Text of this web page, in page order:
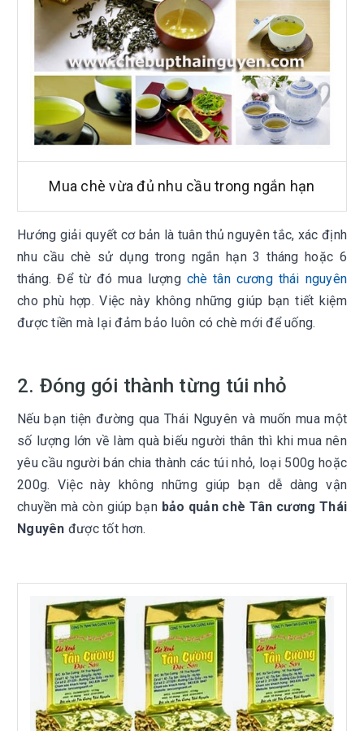
Mua chè vừa đủ nhu cầu trong ngắn hạn
Hướng giải quyết cơ bản là tuân thủ nguyên tắc, xác định
nhu cầu chè sử dụng trong ngắn hạn 3 tháng hoặc 6
tháng. Để từ đó mua lượng chè tân cương thái nguyên
cho phù hợp. Việc này không những giúp bạn tiết kiệm
được tiền mà lại đảm bảo luôn có chè mới để uống.
2. Đóng gói thành từng túi nhỏ
Nếu bạn tiện đường qua Thái Nguyên và muốn mua một
số lượng lớn về làm quà biếu người thân thì khi mua nên
yêu cầu người bán chia thành các túi nhỏ, loại 500g hoặc
200g. Việc này không những giúp bạn dễ dàng vận
chuyền mà còn giúp bạn bảo quản chè Tân cương Thái
Nguyên được tốt hơn.